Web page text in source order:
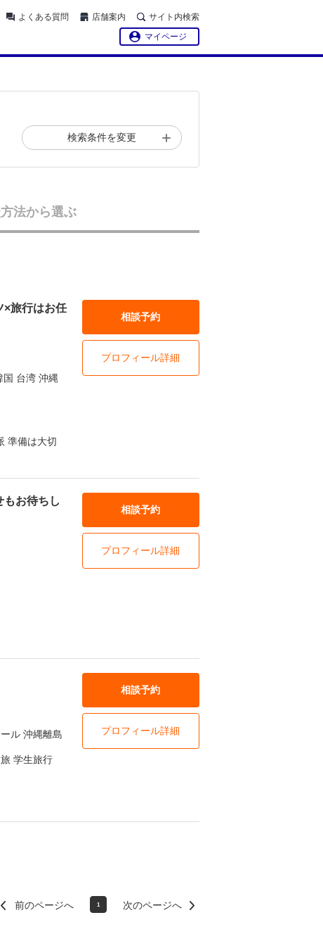
マイページ
よくある質問 店舗案内 サイト内検索
検索条件を変更
法から選ぶ
×旅行はお任
国 台湾 沖縄
準備は大切
相談予約
プロフィール詳細
お待ちし
相談予約
プロフィール詳細
ル 沖縄離島
学生旅行
相談予約
プロフィール詳細
前のページへ 1 次のページへ